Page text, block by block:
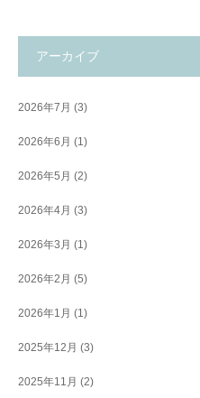
アーカイブ
2026年7月 (3)
2026年6月 (1)
2026年5月 (2)
2026年4月 (3)
2026年3月 (1)
2026年2月 (5)
2026年1月 (1)
2025年12月 (3)
2025年11月 (2)